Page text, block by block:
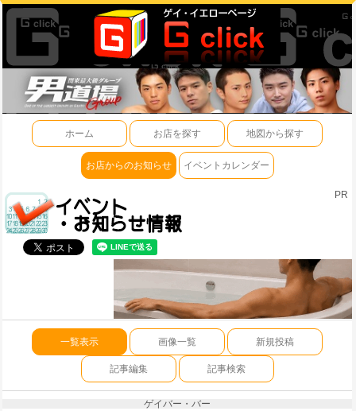
ホーム お店を探す 地図から探す
お店からのお知らせ イベントカレンダー
PR
一覧表示 画像一覧 新規投稿
記事編集 記事検索
ゲイバー・バー